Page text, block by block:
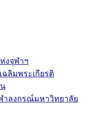
งจุฬาฯ
ลิมพระเกียรติ
าลงกรณ์มหาวิทยาลัย